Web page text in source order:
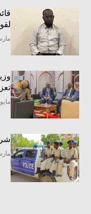
مارس
مايو 4,
مارس